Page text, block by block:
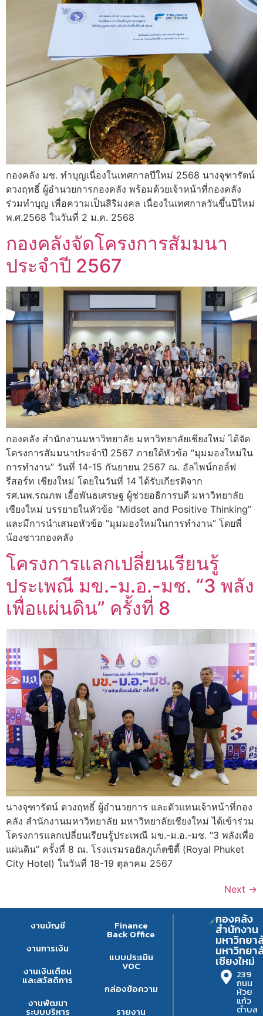
กองคลัง มช. ทำบุญเนื่องในเทศกาลปีใหม่ 2568 นางจุฑารัตน์
ดวงฤทธิ์ ผู้อำนวยการกองคลัง พร้อมด้วยเจ้าหน้าที่กองคลัง
ร่วมทำบุญ เพื่อความเป็นสิริมงคล เนื่องในเทศกาลวันขึ้นปีใหม่
พ.ศ.2568 ในวันที่ 2 ม.ค. 2568
กองคลังจัดโครงการสัมมนา
ประจำปี 2567
กองคลัง สำนักงานมหาวิทยาลัย มหาวิทยาลัยเชียงใหม่ ได้จัด
โครงการสัมมนาประจำปี 2567 ภายใต้หัวข้อ “มุมมองใหม่ใน
การทำงาน” วันที่ 14-15 กันยายน 2567 ณ. อัลไพน์กอล์ฟ
รีสอร์ท เชียงใหม่ โดยในวันที่ 14 ได้รับเกียรติจาก
รศ.นพ.รณภพ เอื้อพันธเศรษฐ ผู้ช่วยอธิการบดี มหาวิทยาลัย
เชียงใหม่ บรรยายในหัวข้อ “Midset and Positive Thinking”
และมีการนำเสนอหัวข้อ “มุมมองใหม่ในการทำงาน” โดยพี่
น้องชาวกองคลัง
โครงการแลกเปลี่ยนเรียนรู้
ประเพณี มข.-ม.อ.-มช. “3 พลัง
เพื่อแผ่นดิน” ครั้งที่ 8
นางจุฑารัตน์ ดวงฤทธิ์ ผู้อำนวยการ และตัวแทนเจ้าหน้าที่กอง
คลัง สำนักงานมหาวิทยาลัย มหาวิทยาลัยเชียงใหม่ ได้เข้าร่วม
โครงการแลกเปลี่ยนเรียนรู้ประเพณี มข.-ม.อ.-มช. “3 พลังเพื่อ
แผ่นดิน” ครั้งที่ 8 ณ. โรงแรมรอยัลภูเก็ตซิตี้ (Royal Phuket
City Hotel) ในวันที่ 18-19 ตุลาคม 2567
Next →
งานบัญชี
งานการเงิน
งานเงินเดือน
และสวัสดิการ
งานพัฒนา
ระบบบริหาร
Finance
Back Office
แบบประเมิน
VOC
กล่องข้อความ
รายงาน
กองคลัง
สำนักงาน
มหาวิทยา
มหาวิทยา
เชียงใหม่
239
ถนน
ห้วย
แก้ว
ตำบล